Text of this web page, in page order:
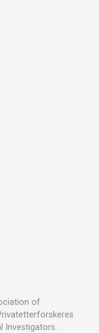
of
Investigators.